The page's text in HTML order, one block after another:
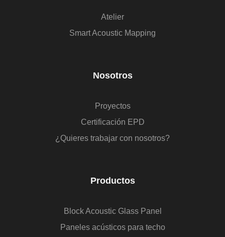
Atelier
Smart Acoustic Mapping
Nosotros
Proyectos
Certificación EPD
¿Quieres trabajar con nosotros?
Productos
Block Acoustic Glass Panel
Paneles acústicos para techo